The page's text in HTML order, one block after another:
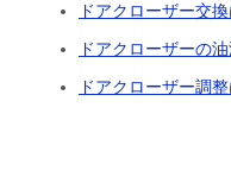
ドアクローザー交
ドアクローザーの
ドアクローザー調